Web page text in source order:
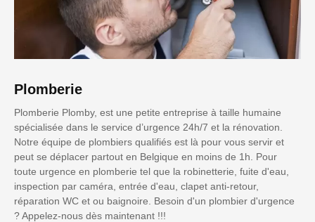
Plomberie
Plomberie Plomby, est une petite entreprise à taille humaine
spécialisée dans le service d’urgence 24h/7 et la rénovation.
Notre équipe de plombiers qualifiés est là pour vous servir et
peut se déplacer partout en Belgique en moins de 1h. Pour
toute urgence en plomberie tel que la robinetterie, fuite d'eau,
inspection par caméra, entrée d'eau, clapet anti-retour,
réparation WC et ou baignoire. Besoin d'un plombier d'urgence
? Appelez-nous dès maintenant !!!